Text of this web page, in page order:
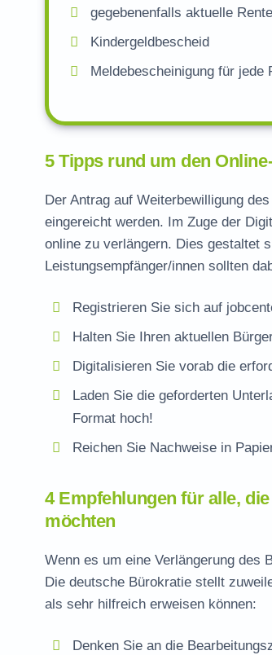
gegebenenfalls aktuelle
Kindergeldbescheid
Meldebescheinigung für jede
5 Tipps rund um den
Der Antrag auf Weiterbewilligung
eingereicht werden. Im Zuge der
online zu verlängern. Dies gestaltet
Leistungsempfänger/innen sollten
Registrieren Sie sich auf
Halten Sie Ihren aktuellen
Digitalisieren Sie vorab die
Laden Sie die geforderten
Format hoch!
Reichen Sie Nachweise in
4 Empfehlungen für alle,
möchten
Wenn es um eine Verlängerung des
Die deutsche Bürokratie stellt
als sehr hilfreich erweisen können:
Denken Sie an die